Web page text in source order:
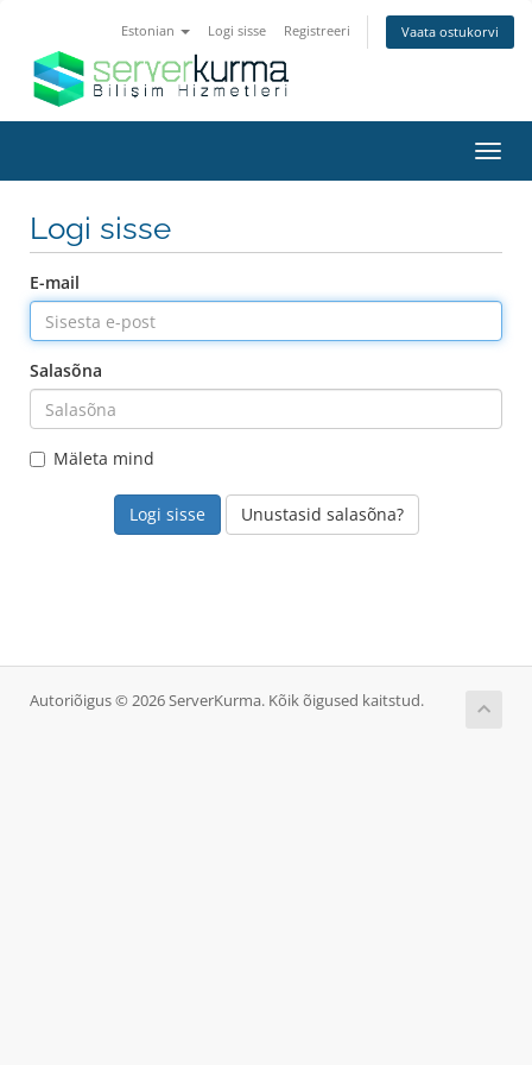
Estonian Logi sisse Registreeri Vaata ostukorvi
Logi sisse
E-mail
Salasõna
Mäleta mind
Unustasid salasõna?
Autoriõigus © 2026 ServerKurma. Kõik õigused kaitstud.